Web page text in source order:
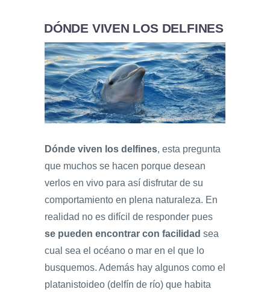
DÓNDE VIVEN LOS DELFINES
Dónde viven los delfines, esta pregunta
que muchos se hacen porque desean
verlos en vivo para así disfrutar de su
comportamiento en plena naturaleza. En
realidad no es difícil de responder pues
se pueden encontrar con facilidad sea
cual sea el océano o mar en el que lo
busquemos. Además hay algunos como el
platanistoideo (delfín de río) que habita